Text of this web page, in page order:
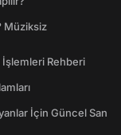
Müziksiz
İşlemleri Rehberi
İçin Güncel San